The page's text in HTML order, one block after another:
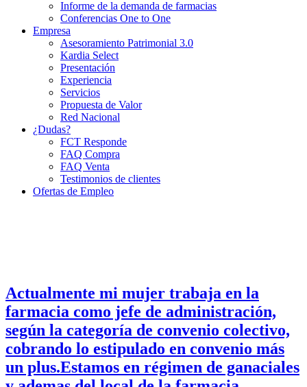
Informe de la demanda de farmacias
Conferencias One to One
Empresa
Asesoramiento Patrimonial 3.0
Kardia Select
Presentación
Experiencia
Servicios
Propuesta de Valor
Red Nacional
¿Dudas?
FCT Responde
FAQ Compra
FAQ Venta
Testimonios de clientes
Ofertas de Empleo
Actualmente mi mujer trabaja en la
farmacia como jefe de administración,
según la categoría de convenio colectivo,
cobrando lo estipulado en convenio más
un plus.Estamos en régimen de ganaciales